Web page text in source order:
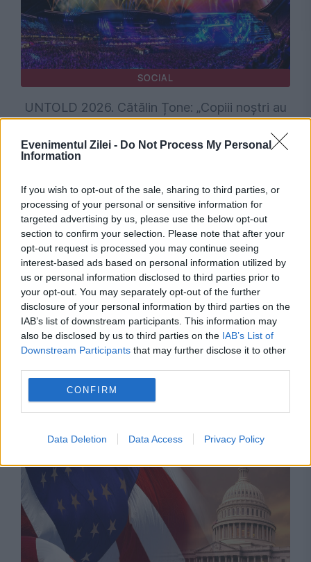
Evenimentul Zilei - Do Not Process My Personal
Information
If you wish to opt-out of the sale, sharing to third parties, or
processing of your personal or sensitive information for
targeted advertising by us, please use the below opt-out
section to confirm your selection. Please note that after your
opt-out request is processed you may continue seeing
interest-based ads based on personal information utilized by
us or personal information disclosed to third parties prior to
your opt-out. You may separately opt-out of the further
disclosure of your personal information by third parties on the
IAB’s list of downstream participants. This information may
also be disclosed by us to third parties on the IAB’s List of
Downstream Participants that may further disclose it to other
CONFIRM
Data Deletion Data Access Privacy Policy
SOCIAL
UNTOLD 2026. Cătălin Țone: „Copiii noștri au
fost tratați cu SATIVA, piesa care glorifică
SOCIAL
Lovitură majoră în Mediterana de Vest:
Europol a destructurat o super-rețea de trafic
de migranți, arme și droguri